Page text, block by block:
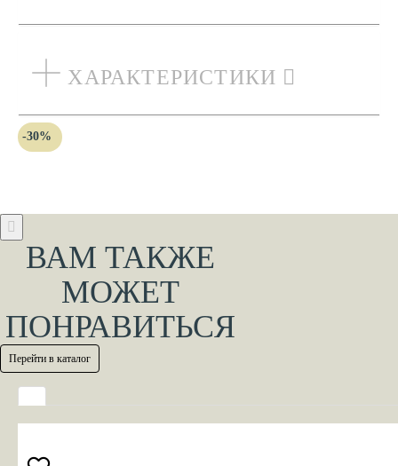
-30%
ХАРАКТЕРИСТИКИ
ВАМ ТАКЖЕ
МОЖЕТ
ПОНРАВИТЬСЯ
Перейти в каталог